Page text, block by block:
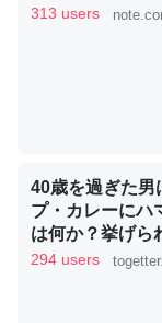
これを元に考え
類は苦労してる
─ニュース :: 【研
ウチもEchoを実
ちぼちRingも
位置情報を共
KITAMOTO
313 users
40歳を過ぎた男
プ・カレーにハ
は何か？挙げら
る「当てはまっ
294 users